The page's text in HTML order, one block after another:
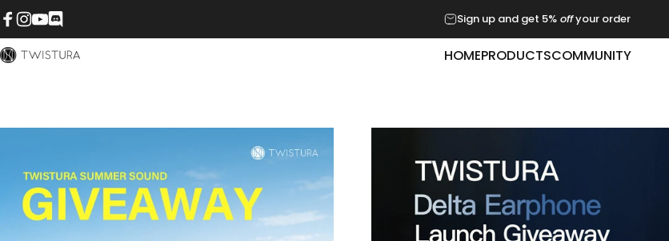
コンテンツへスキップ
Sign up and get 5% offyour order
Twistura HOMEPRODUCTSCOMMUNITY